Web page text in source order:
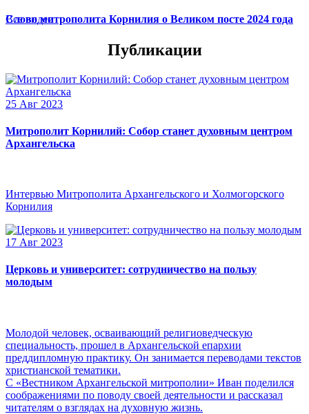
Слово митрополита Корнилия о Великом посте 2024 года
Все видео
Публикации
25 Авг 2023
Митрополит Корнилий: Собор станет духовным центром
Архангельска
Интервью Митрополита Архангельского и Холмогорского
Корнилия
17 Авг 2023
Церковь и университет: сотрудничество на пользу
молодым
Молодой человек, осваивающий религиоведческую
специальность, прошел в Архангельской епархии
преддипломную практику. Он занимается переводами текстов
христианской тематики.
С «Вестником Архангельской митрополии» Иван поделился
соображениями по поводу своей деятельности и рассказал
читателям о взглядах на духовную жизнь.